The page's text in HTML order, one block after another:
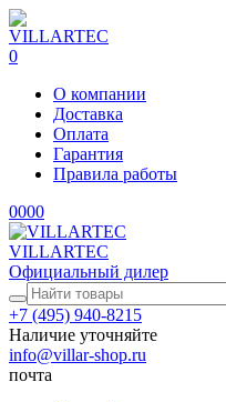
0
О компании
Доставка
Оплата
Гарантия
Правила работы
0000
VILLARTEC
Официальный дилер
+7 (495) 940-8215
Наличие уточняйте
info@villar-shop.ru
почта